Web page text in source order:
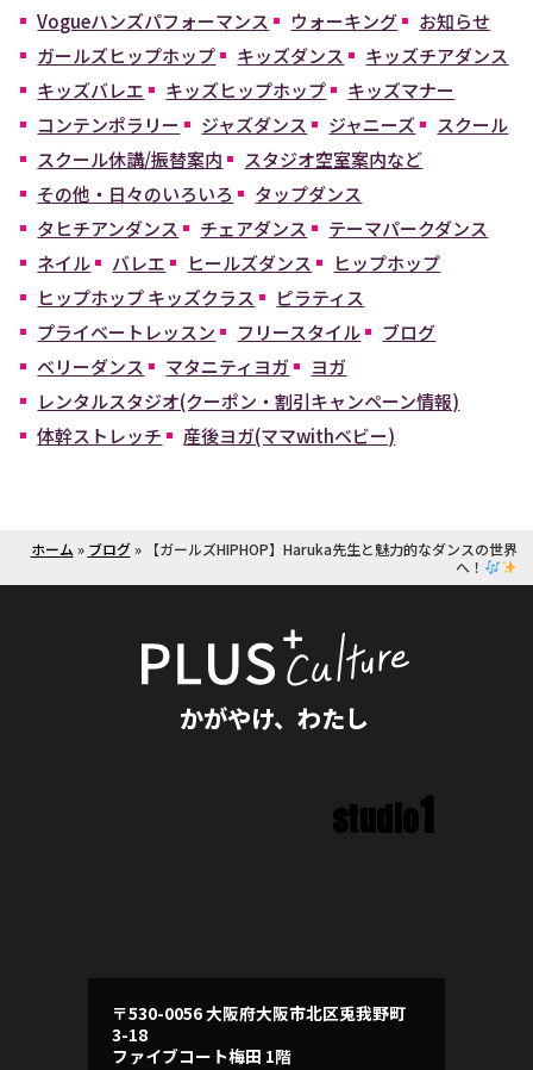
Vogueハンズパフォーマンス
ウォーキング
お知らせ
ガールズヒップホップ
キッズダンス
キッズチアダンス
キッズバレエ
キッズヒップホップ
キッズマナー
コンテンポラリー
ジャズダンス ジャニーズ
スクール
スクール休講/振替案内
スタジオ空室案内など
その他・日々のいろいろ
タップダンス
タヒチアンダンス
チェアダンス
テーマパークダンス
ネイル
バレエ ヒールズダンス
ヒップホップ
ヒップホップ キッズクラス
ピラティス
プライベートレッスン
フリースタイル
ブログ
ベリーダンス
マタニティヨガ
ヨガ
レンタルスタジオ(クーポン・割引キャンペーン情報)
体幹ストレッチ
産後ヨガ(ママwithベビー)
ホーム » ブログ»
【ガールズHIPHOP】Haruka先生と魅力的なダンスの世界
へ！
かがやけ、わたし
studio1
〒530-0056 大阪府大阪市北区兎我野町
3-18
ファイブコート梅田 1階